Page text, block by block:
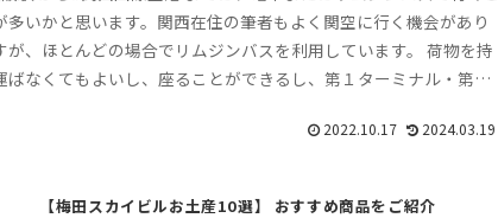
多いかと思います。関西在住の筆者もよく関空に行く機会があり
が、ほとんどの場合でリムジンバスを利用しています。 荷物を持
ばなくてもよいし、座ることができるし、第１ターミナル・第２
場の場所がわかりにくいんです。この記事では、大阪駅から最寄
2022.10.17 2024.03.19
【梅田スカイビルお土産10選】 おすすめ商品をご紹介